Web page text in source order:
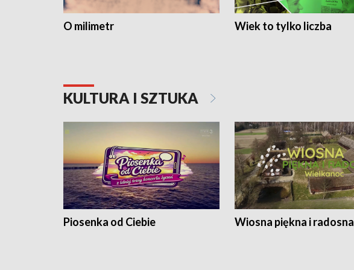
O milimetr Wiek to tylko liczba
KULTURA I SZTUKA
Piosenka od Ciebie Wiosna piękna i radosna